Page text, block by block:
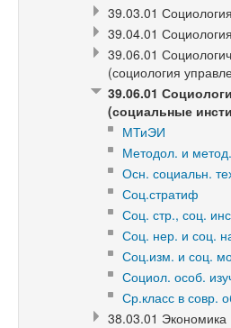
39.03.01 Социология
39.04.01 Социология
39.06.01
(социология
39.06.01
(социальные
МТиЭИ
Методол. и
Осн. социальн.
Соц.стратиф
Соц. стр., соц.
Соц. нер. и соц.
Соц.изм. и соц.
Социол. особ.
Ср.класс в совр.
38.03.01 Экономика